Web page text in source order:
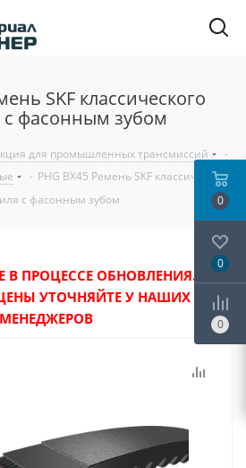
SKF классического
фасонным зубом
для промышленных трансмиссий
-
- PHG BX45 Ремень SKF классического
с фасонным зубом
В ПРОЦЕССЕ ОБНОВЛЕНИЯ.
УТОЧНЯЙТЕ У НАШИХ
МЕНЕДЖЕРОВ
0
0
0